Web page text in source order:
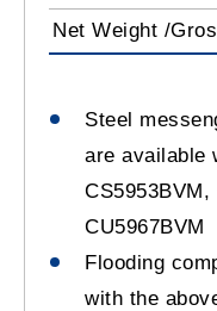
Net Weight /
Steel
are available
CS5953BVM,
CU5967BVM
Flooding
with the